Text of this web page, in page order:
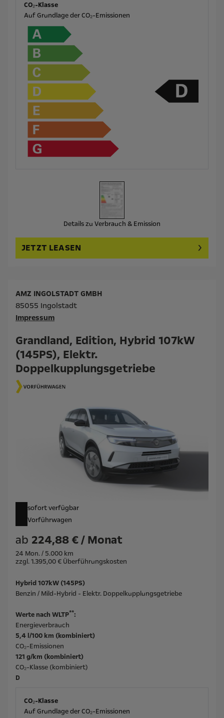
CO₂-Klasse
Auf Grundlage der CO₂-Emissionen
Details zu Verbrauch & Emission
JETZT LEASEN
Grandland, Edition, Hybrid 107kW
(145PS), Elektr.
Doppelkupplungsgetriebe
sofort verfügbar
Vorführwagen
ab 224,88 € / Monat
24 Mon. / 5.000 km
zzgl. 1.395,00 € Überführungskosten
AMZ INGOLSTADT GMBH
85055 Ingolstadt
Impressum
Hybrid 107kW (145PS)
Benzin / Mild-Hybrid - Elektr. Doppelkupplungsgetriebe
Werte nach WLTP**:
Energieverbrauch
5,4 l/100 km (kombiniert)
CO₂-Emissionen
121 g/km (kombiniert)
CO₂-Klasse (kombiniert)
D
CO₂-Klasse
Auf Grundlage der CO₂-Emissionen